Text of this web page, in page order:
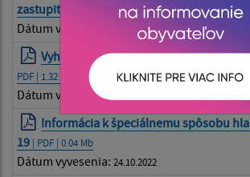
zastupiteľstva KSK
| PDF | 1.47 Mb
Dátum vyvesenia: 03.10.2022
Vyhradenie plochy na vylepovanie
PDF | 1.32 Mb
Dátum vyvesenia:
Informácia k špeciálnemu spôsobu
19 | PDF | 0.04 Mb
Dátum vyvesenia: 24.10.2022